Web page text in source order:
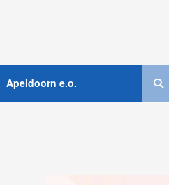
Apeldoorn e.o.